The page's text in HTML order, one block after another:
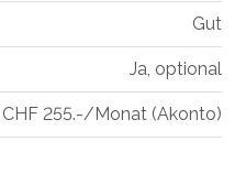
Gut
Ja, optional
CHF 255.-/Monat (Akonto)